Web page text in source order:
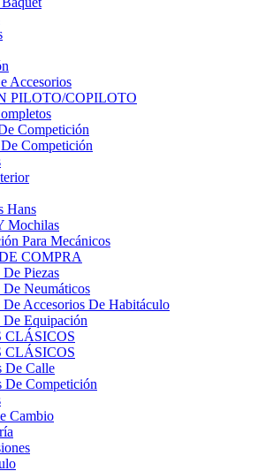
Accesorios
PILOTO/COPILOTO
Competición
Competición
Hans
Mochilas
Para Mecánicos
COMPRA
Piezas
De Neumáticos
De Accesorios De Habitáculo
De Equipación
De Calle
De Competición
Cambio